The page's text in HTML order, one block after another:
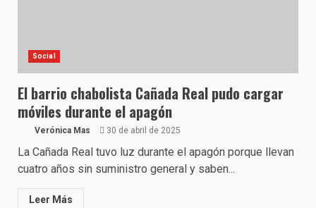
Social
El barrio chabolista Cañada Real pudo cargar
móviles durante el apagón
Verónica Mas 30 de abril de 2025
La Cañada Real tuvo luz durante el apagón porque llevan
cuatro años sin suministro general y saben...
Leer Más